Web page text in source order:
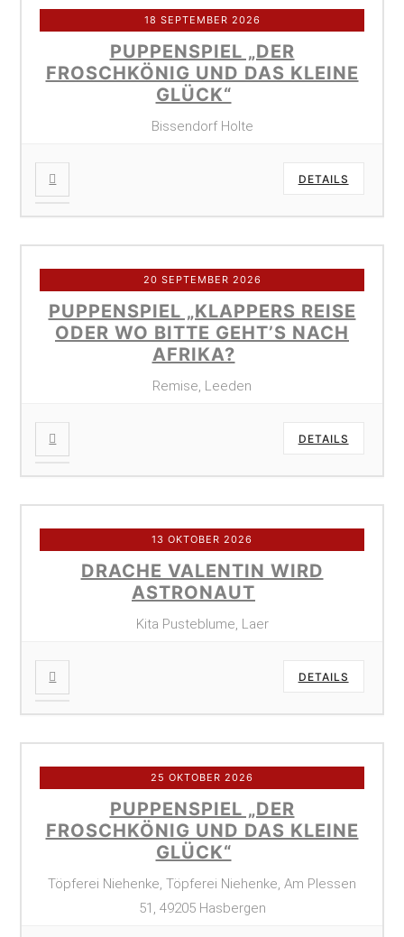
18 SEPTEMBER 2026
PUPPENSPIEL „DER
FROSCHKÖNIG UND DAS KLEINE
GLÜCK“
Bissendorf Holte
DETAILS
20 SEPTEMBER 2026
PUPPENSPIEL „KLAPPERS REISE
ODER WO BITTE GEHT’S NACH
AFRIKA?
Remise, Leeden
DETAILS
13 OKTOBER 2026
DRACHE VALENTIN WIRD
ASTRONAUT
Kita Pusteblume, Laer
DETAILS
25 OKTOBER 2026
PUPPENSPIEL „DER
FROSCHKÖNIG UND DAS KLEINE
GLÜCK“
Töpferei Niehenke, Töpferei Niehenke, Am Plessen
51, 49205 Hasbergen